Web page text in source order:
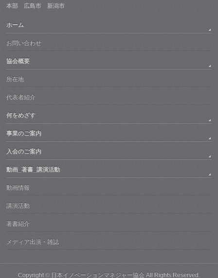
本部 広島市 新潟市
ホーム
お問い合わせ
協会概要
所在地
代表者紹介
何をめざす
事業のご案内
入会のご案内
動画_著書_講演活動
動画情報
講演活動
著書紹介
メディア出演・雑誌
Copyright © 日本イノベーションマネジャー協会All Rights Reserved.